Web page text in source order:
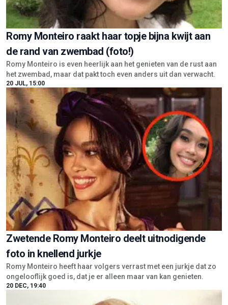
Romy Monteiro raakt haar topje bijna kwijt aan
de rand van zwembad (foto!)
Romy Monteiro is even heerlijk aan het genieten van de rust aan
het zwembad, maar dat pakt toch even anders uit dan verwacht.
20 JUL, 15:00
Zwetende Romy Monteiro deelt uitnodigende
foto in knellend jurkje
Romy Monteiro heeft haar volgers verrast met een jurkje dat zo
ongelooflijk goed is, dat je er alleen maar van kan genieten.
20 DEC, 19:40